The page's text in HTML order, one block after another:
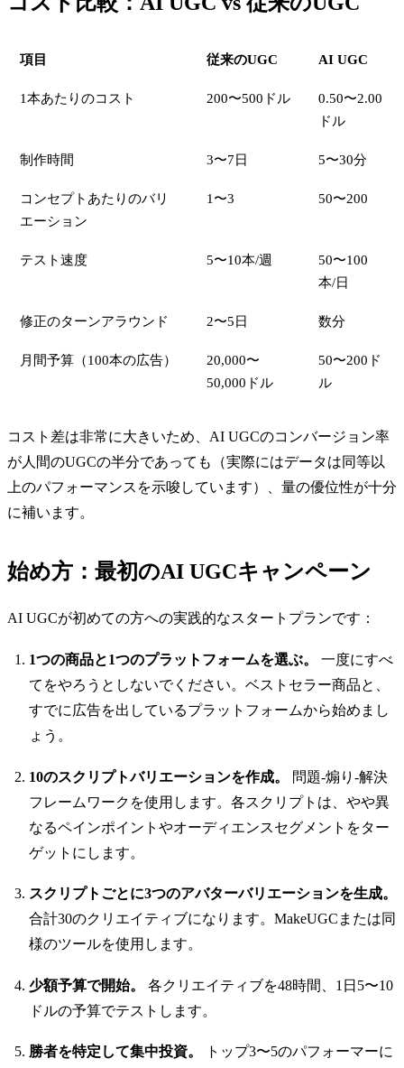
項目 従来のUGC AI UGC
1本あたりのコスト 200〜500ドル
0.50〜2.00
ドル
制作時間 3〜7日 5〜30分
コンセプトあたりのバリ
エーション
1〜3 50〜200
テスト速度 5〜10本/週
50〜100
本/日
修正のターンアラウンド 2〜5日 数分
月間予算（100本の広告）
20,000〜
50,000ドル
50〜200ド
ル
コスト差は非常に大きいため、AI UGCのコンバージョン率
が人間のUGCの半分であっても（実際にはデータは同等以
上のパフォーマンスを示唆しています）、量の優位性が十分
に補います。
始め方：最初のAI UGCキャンペーン
AI UGCが初めての方への実践的なスタートプランです：
1つの商品と1つのプラットフォームを選ぶ。
一度にすべ
てをやろうとしないでください。ベストセラー商品と、
すでに広告を出しているプラットフォームから始めまし
ょう。
10のスクリプトバリエーションを作成。
問題-煽り-解決
フレームワークを使用します。各スクリプトは、やや異
なるペインポイントやオーディエンスセグメントをター
ゲットにします。
スクリプトごとに3つのアバターバリエーションを生成。
合計30のクリエイティブになります。MakeUGCまたは同
様のツールを使用します。
少額予算で開始。
各クリエイティブを48時間、1日5〜10
ドルの予算でテストします。
勝者を特定して集中投資。
トップ3〜5のパフォーマーに